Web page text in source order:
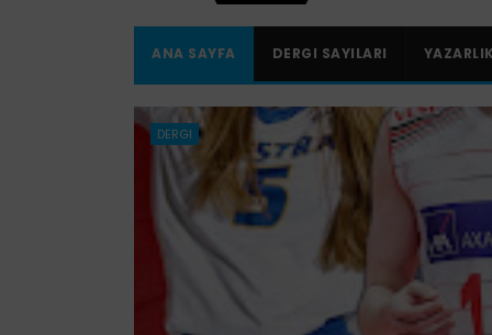
ANA SAYFA DERGI SAYILARI
DERGI